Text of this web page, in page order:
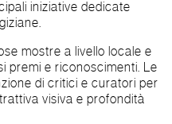
iniziative dedicate
mostre a livello locale e
premi e riconoscimenti. Le
di critici e curatori per
visiva e profondità